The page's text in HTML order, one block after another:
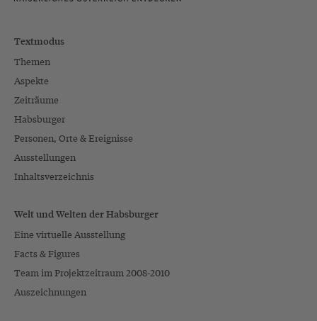
Textmodus
Themen
Aspekte
Zeiträume
Habsburger
Personen, Orte & Ereignisse
Ausstellungen
Inhaltsverzeichnis
Welt und Welten der Habsburger
Eine virtuelle Ausstellung
Facts & Figures
Team im Projektzeitraum 2008-2010
Auszeichnungen